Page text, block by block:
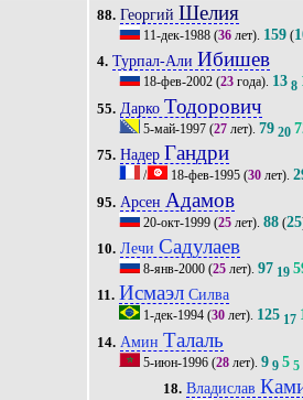
88. Георгий Шелия
11-дек-1988 (36 лет). 159 (
4. Турпал-АлиИбишев
18-фев-2002 (23 года). 13 8
55. ДаркоТодорович
5-май-1997 (27 лет).79 20
75. Надер Гандри
/ 18-фев-1995 (30 лет).
95. Арсен Адамов
20-окт-1999 (25 лет).88 (25
10. ЛечиСадулаев
8-янв-2000 (25 лет).97 19
11. Исмаэл Силва
1-дек-1994 (30 лет). 125 17
14. АминТалаль
5-июн-1996 (28 лет).9 9 5 5
18. Владислав